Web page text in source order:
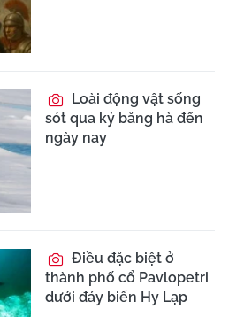
Loài động vật sống
sót qua kỷ băng hà đến
ngày nay
Điều đặc biệt ở
thành phố cổ Pavlopetri
dưới đáy biển Hy Lạp